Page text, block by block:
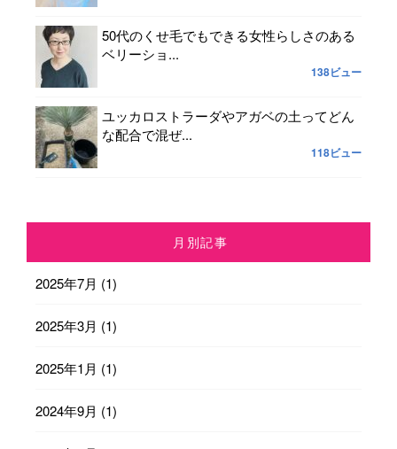
50代のくせ毛でもできる女性らしさのある
ベリーショ...
138ビュー
ユッカロストラーダやアガベの土ってどん
な配合で混ぜ...
118ビュー
月別記事
2025年7月 (1)
2025年3月 (1)
2025年1月 (1)
2024年9月 (1)